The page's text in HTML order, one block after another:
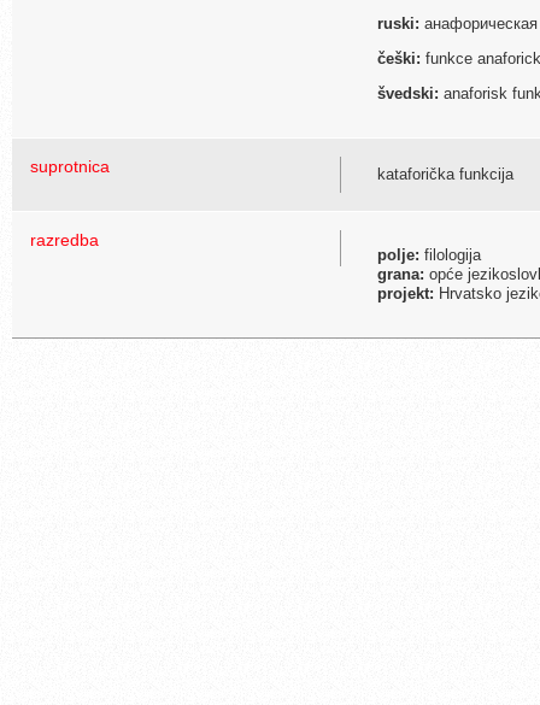
ruski:
češki: funkce
švedski: anaforisk
suprotnica kataforička funkcija
razredba
polje: filologija
grana: opće
projekt: Hrvatsko